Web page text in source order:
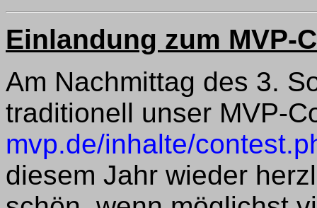
Einlandung zum MVP-
Am Nachmittag des 3.
traditionell unser MVP-
mvp.de/inhalte/
diesem Jahr wieder